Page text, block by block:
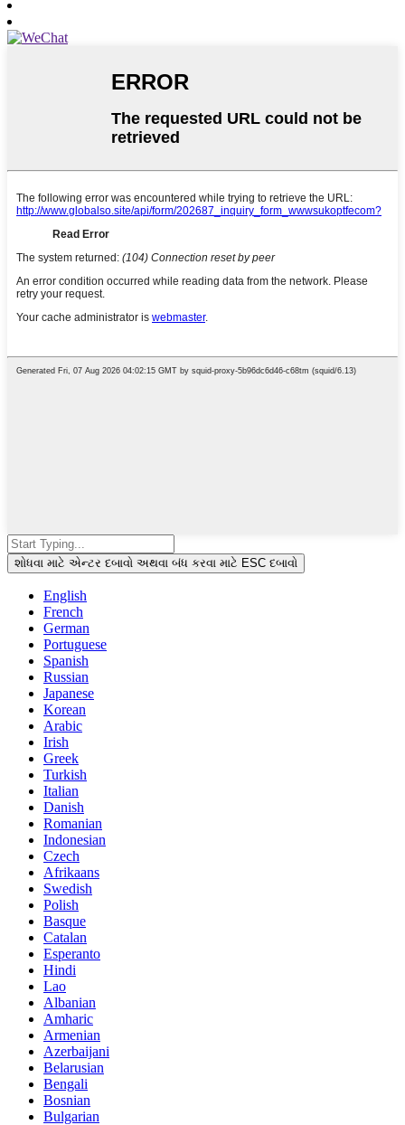
શોધવા માટે એન્ટર દબાવો અથવા બંધ કરવા માટે ESC દબાવો
English
French
German
Portuguese
Spanish
Russian
Japanese
Korean
Arabic
Irish
Greek
Turkish
Italian
Danish
Romanian
Indonesian
Czech
Afrikaans
Swedish
Polish
Basque
Catalan
Esperanto
Hindi
Lao
Albanian
Amharic
Armenian
Azerbaijani
Belarusian
Bengali
Bosnian
Bulgarian